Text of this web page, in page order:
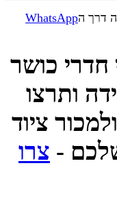
דרך הWhatsApp
חדרי כושר
ותרצו
ציוד
- צרו